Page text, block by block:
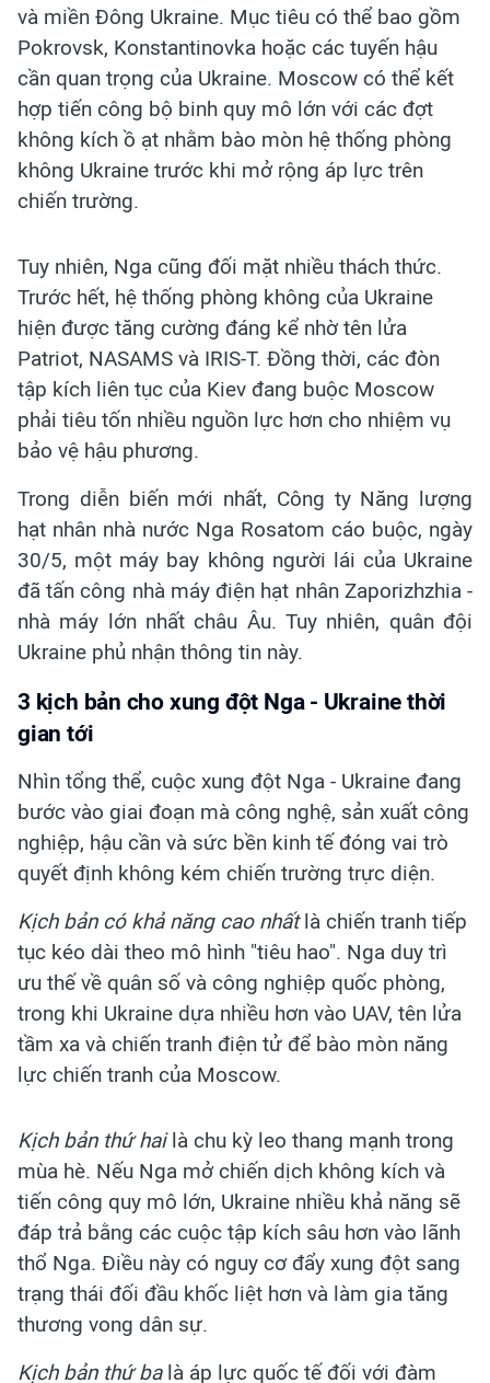
và miền Đông Ukraine. Mục tiêu có thể bao gồm
Pokrovsk, Konstantinovka hoặc các tuyến hậu
cần quan trọng của Ukraine. Moscow có thể kết
hợp tiến công bộ binh quy mô lớn với các đợt
không kích ồ ạt nhằm bào mòn hệ thống phòng
không Ukraine trước khi mở rộng áp lực trên
chiến trường.
Tuy nhiên, Nga cũng đối mặt nhiều thách thức.
Trước hết, hệ thống phòng không của Ukraine
hiện được tăng cường đáng kể nhờ tên lửa
Patriot, NASAMS và IRIS-T. Đồng thời, các đòn
tập kích liên tục của Kiev đang buộc Moscow
phải tiêu tốn nhiều nguồn lực hơn cho nhiệm vụ
bảo vệ hậu phương.
Trong diễn biến mới nhất, Công ty Năng lượng
hạt nhân nhà nước Nga Rosatom cáo buộc, ngày
30/5, một máy bay không người lái của Ukraine
đã tấn công nhà máy điện hạt nhân Zaporizhzhia -
nhà máy lớn nhất châu Âu. Tuy nhiên, quân đội
Ukraine phủ nhận thông tin này.
3 kịch bản cho xung đột Nga - Ukraine thời
gian tới
Nhìn tổng thể, cuộc xung đột Nga - Ukraine đang
bước vào giai đoạn mà công nghệ, sản xuất công
nghiệp, hậu cần và sức bền kinh tế đóng vai trò
quyết định không kém chiến trường trực diện.
Kịch bản có khả năng cao nhấtlà chiến tranh tiếp
tục kéo dài theo mô hình "tiêu hao". Nga duy trì
ưu thế về quân số và công nghiệp quốc phòng,
trong khi Ukraine dựa nhiều hơn vào UAV, tên lửa
tầm xa và chiến tranh điện tử để bào mòn năng
lực chiến tranh của Moscow.
Kịch bản thứ hailà chu kỳ leo thang mạnh trong
mùa hè. Nếu Nga mở chiến dịch không kích và
tiến công quy mô lớn, Ukraine nhiều khả năng sẽ
đáp trả bằng các cuộc tập kích sâu hơn vào lãnh
thổ Nga. Điều này có nguy cơ đẩy xung đột sang
trạng thái đối đầu khốc liệt hơn và làm gia tăng
thương vong dân sự.
Kịch bản thứ ba là áp lực quốc tế đối với đàm